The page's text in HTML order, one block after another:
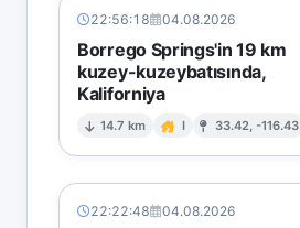
22:56:18 04.08.2026
Borrego Springs'in 19 km
kuzey-kuzeybatısında,
Kaliforniya
14.7 km I 33.42, -116.43
22:22:48 04.08.2026